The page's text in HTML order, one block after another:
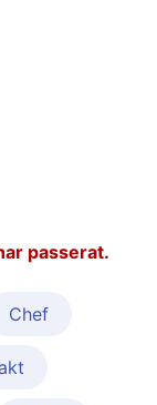
passerat.
Chef